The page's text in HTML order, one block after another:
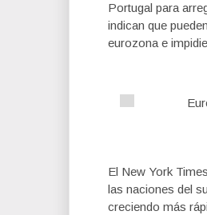
Portugal para
indican que
eurozona e
El New York
las naciones del
creciendo más